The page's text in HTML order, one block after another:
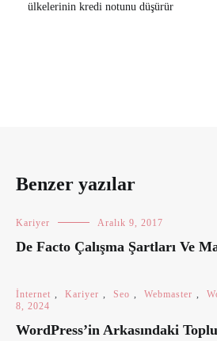
ülkelerinin kredi notunu düşürür
Benzer yazılar
Kariyer Aralık 9, 2017
De Facto Çalışma Şartları Ve
İnternet , Kariyer , Seo , Webmaster ,
8, 2024
WordPress’in Arkasındaki